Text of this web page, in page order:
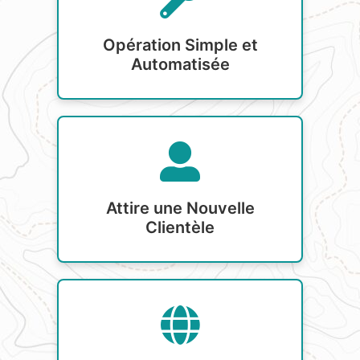
Opération Simple et
Automatisée
Attire une Nouvelle
Clientèle